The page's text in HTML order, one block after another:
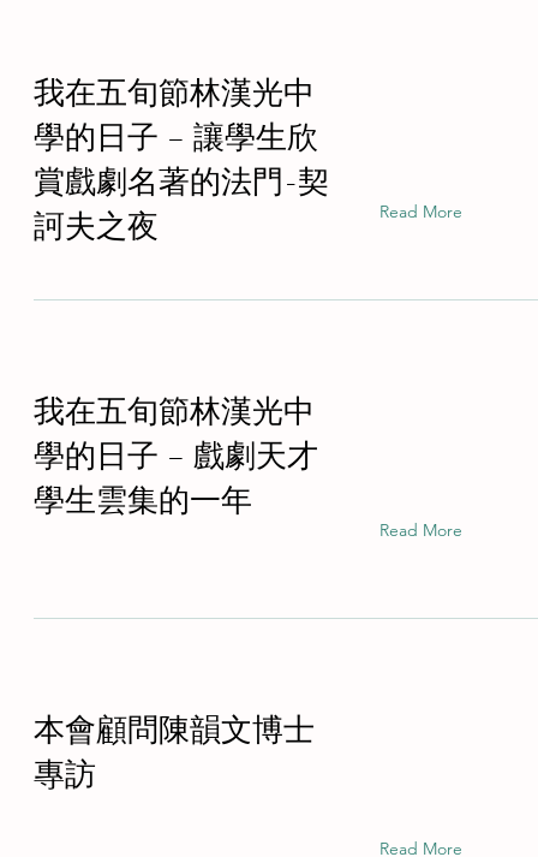
我在五旬節林漢光中
學的日子 – 讓學生欣
賞戲劇名著的法門-契
訶夫之夜
Read More
我在五旬節林漢光中
學的日子 – 戲劇天才
學生雲集的一年
Read More
本會顧問陳韻文博士
專訪
Read More